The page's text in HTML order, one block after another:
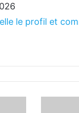
le profil et